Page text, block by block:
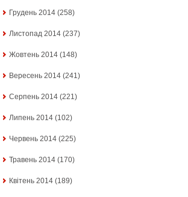
Грудень 2014 (258)
Листопад 2014 (237)
Жовтень 2014 (148)
Вересень 2014 (241)
Серпень 2014 (221)
Липень 2014 (102)
Червень 2014 (225)
Травень 2014 (170)
Квітень 2014 (189)